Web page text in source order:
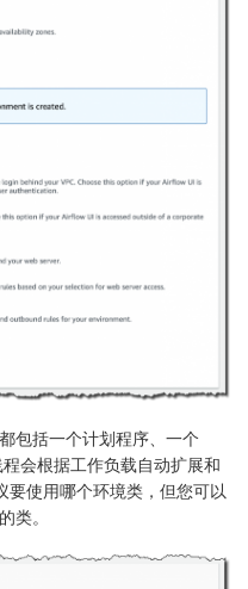
包括一个计划程序、一个
会根据工作负载自动扩展和
要使用哪个环境类，但您可以
类。